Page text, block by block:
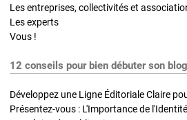
Les entreprises, collectivités et
Les experts
Vous !
12 conseils pour bien débuter son
Développez une Ligne Éditoriale Claire
Présentez-vous : L'Importance de